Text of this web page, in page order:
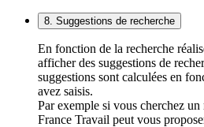
8. Suggestions de recherche
En fonction de la recherche
afficher des suggestions de
suggestions sont calculées en
avez saisis.
Par exemple si vous cherchez
France Travail peut vous